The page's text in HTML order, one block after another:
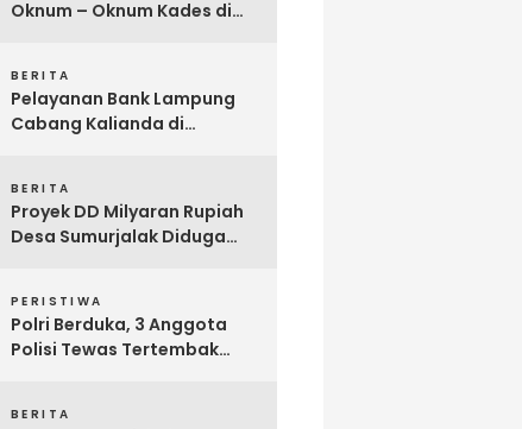
Oknum – Oknum Kades di
Pandangan Sekjen Palu
Lampung : Dinas PMD dan
Inspektorat Kurang Tegas
BERITA
Pelayanan Bank Lampung
Cabang Kalianda di
Pelayanan Bank Lampung
Buruk !!
BERITA
Proyek DD Milyaran Rupiah
Desa Sumurjalak Diduga
PERISTIWA
Polri Berduka, 3 Anggota
Polisi Tewas Tertembak
BERITA